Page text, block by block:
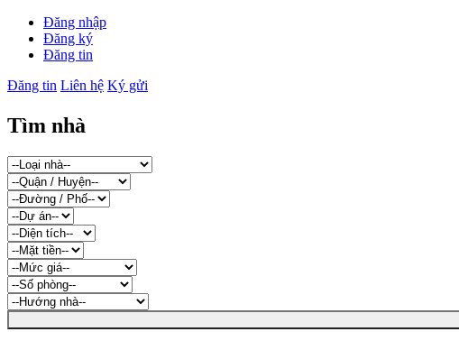
Đăng nhập
Đăng ký
Đăng tin
Đăng tin Liên hệ Ký gửi
Tìm nhà